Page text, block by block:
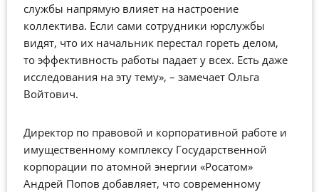
службы напрямую влияет на настроение
коллектива. Если сами сотрудники юрслужбы
видят, что их начальник перестал гореть делом,
то эффективность работы падает у всех. Есть даже
исследования на эту тему», – замечает Ольга
Войтович.
Директор по правовой и корпоративной работе и
имущественному комплексу Государственной
корпорации по атомной энергии «Росатом»
Андрей Попов добавляет, что современному